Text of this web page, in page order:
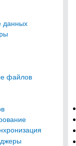
данных
файлов